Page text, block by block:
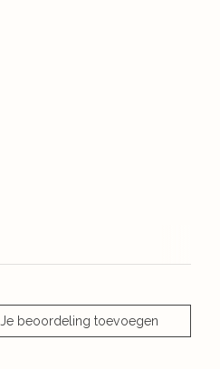
Je beoordeling toevoegen